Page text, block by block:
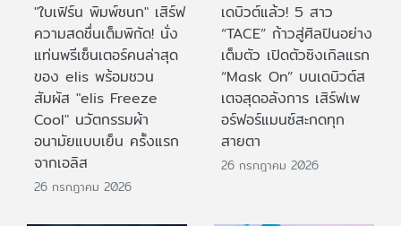
"ใบเฟิร์น พิมพ์ชนก" เสิร์ฟ
ความสดชื่นเต็มพิกัด! นั่ง
แท่นพรีเซ็นเตอร์คนล่าสุด
ของ elis พร้อมชวน
สัมผัส "elis Freeze
Cool" นวัตกรรมผ้า
อนามัยแบบเย็น ครั้งแรก
จากเอลิส
26 กรกฎาคม 2026
เดบิวต์แล้ว! 5 สาว
“TACE” ก้าวสู่ศิลปินอย่าง
เต็มตัว เปิดตัวซิงเกิลแรก
“Mask On” บนเดบิวต์ส
เตจสุดอลังการ เสิร์ฟเพ
อร์ฟอร์แมนซ์สะกดทุก
สายตา
26 กรกฎาคม 2026